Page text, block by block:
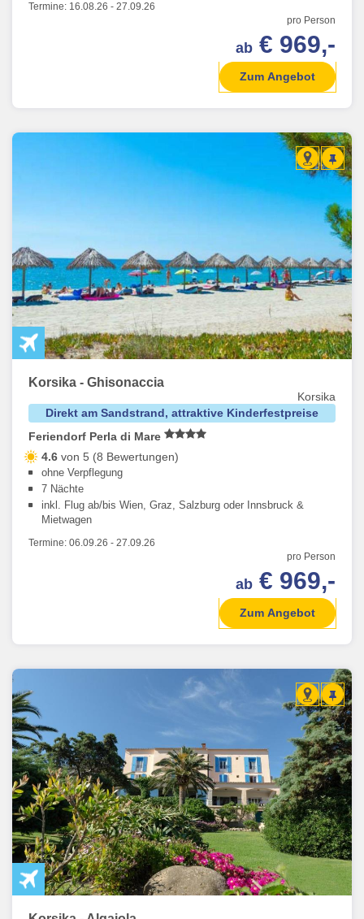
Termine: 16.08.26 - 27.09.26
pro Person
ab € 969,-
Zum Angebot
Korsika - Ghisonaccia
Korsika
Direkt am Sandstrand, attraktive Kinderfestpreise
Feriendorf Perla di Mare
4.6 von 5 (8 Bewertungen)
ohne Verpflegung
7 Nächte
inkl. Flug ab/bis Wien, Graz, Salzburg oder Innsbruck &
Mietwagen
Termine: 06.09.26 - 27.09.26
pro Person
ab € 969,-
Zum Angebot